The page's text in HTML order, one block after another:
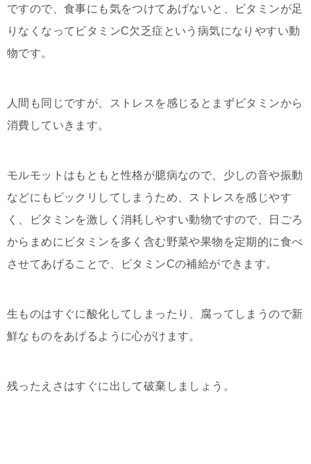
ですので、食事にも気をつけてあげないと、ビタミンが足
りなくなってビタミンC欠乏症という病気になりやすい動
物です。
人間も同じですが、ストレスを感じるとまずビタミンから
消費していきます。
モルモットはもともと性格が臆病なので、少しの音や振動
などにもビックリしてしまうため、ストレスを感じやす
く、ビタミンを激しく消耗しやすい動物ですので、日ごろ
からまめにビタミンを多く含む野菜や果物を定期的に食べ
させてあげることで、ビタミンCの補給ができます。
生ものはすぐに酸化してしまったり、腐ってしまうので新
鮮なものをあげるように心がけます。
残ったえさはすぐに出して破棄しましょう。